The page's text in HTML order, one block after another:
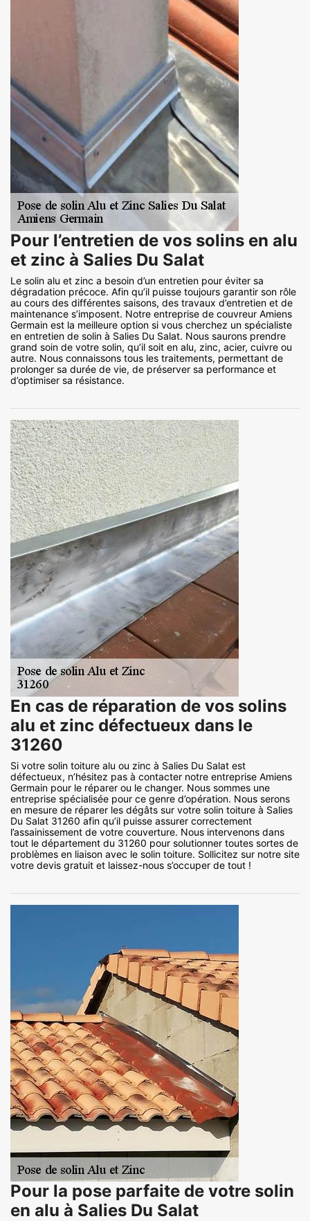
Pour l’entretien de vos solins en alu
et zinc à Salies Du Salat
Le solin alu et zinc a besoin d’un entretien pour éviter sa
dégradation précoce. Afin qu’il puisse toujours garantir son rôle
au cours des différentes saisons, des travaux d’entretien et de
maintenance s’imposent. Notre entreprise de couvreur Amiens
Germain est la meilleure option si vous cherchez un spécialiste
en entretien de solin à Salies Du Salat. Nous saurons prendre
grand soin de votre solin, qu’il soit en alu, zinc, acier, cuivre ou
autre. Nous connaissons tous les traitements, permettant de
prolonger sa durée de vie, de préserver sa performance et
d’optimiser sa résistance.
En cas de réparation de vos solins
alu et zinc défectueux dans le
31260
Si votre solin toiture alu ou zinc à Salies Du Salat est
défectueux, n’hésitez pas à contacter notre entreprise Amiens
Germain pour le réparer ou le changer. Nous sommes une
entreprise spécialisée pour ce genre d’opération. Nous serons
en mesure de réparer les dégâts sur votre solin toiture à Salies
Du Salat 31260 afin qu’il puisse assurer correctement
l’assainissement de votre couverture. Nous intervenons dans
tout le département du 31260 pour solutionner toutes sortes de
problèmes en liaison avec le solin toiture. Sollicitez sur notre site
votre devis gratuit et laissez-nous s’occuper de tout !
Pour la pose parfaite de votre solin
en alu à Salies Du Salat